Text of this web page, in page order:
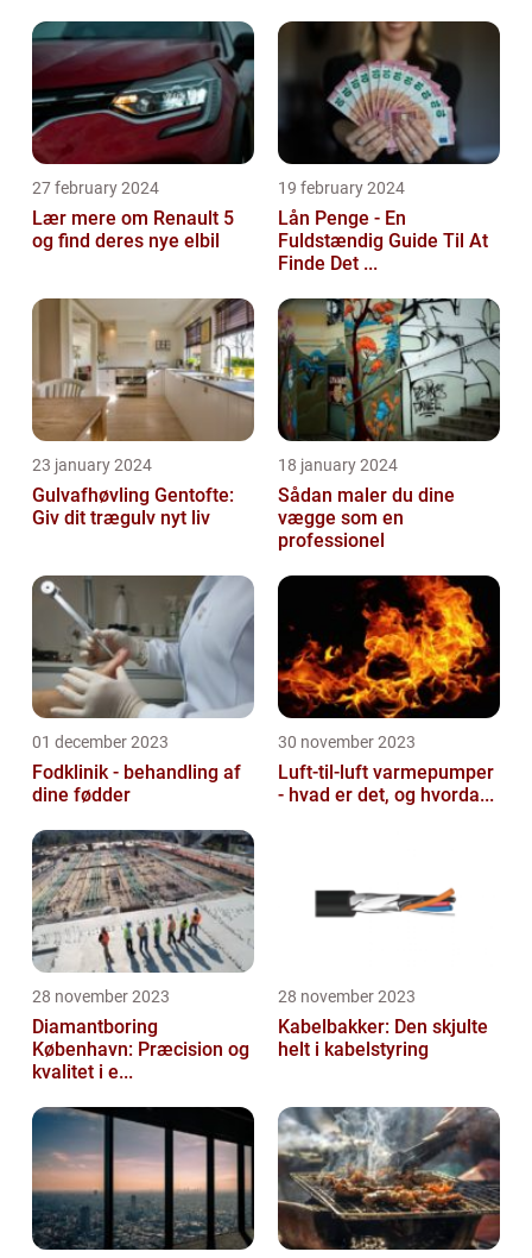
27 february 2024
Lær mere om Renault 5
og find deres nye elbil
19 february 2024
Lån Penge - En
Fuldstændig Guide Til At
Finde Det ...
23 january 2024
Gulvafhøvling Gentofte:
Giv dit trægulv nyt liv
18 january 2024
Sådan maler du dine
vægge som en
professionel
01 december 2023
Fodklinik - behandling af
dine fødder
30 november 2023
Luft-til-luft varmepumper
- hvad er det, og hvorda...
28 november 2023
Diamantboring
København: Præcision og
kvalitet i e...
28 november 2023
Kabelbakker: Den skjulte
helt i kabelstyring